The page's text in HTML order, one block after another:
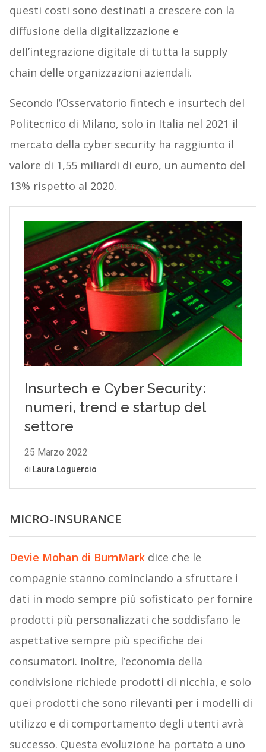
questi costi sono destinati a crescere con la
diffusione della digitalizzazione e
dell’integrazione digitale di tutta la supply
chain delle organizzazioni aziendali.
Secondo l’Osservatorio fintech e insurtech del
Politecnico di Milano, solo in Italia nel 2021 il
mercato della cyber security ha raggiunto il
valore di 1,55 miliardi di euro, un aumento del
13% rispetto al 2020.
MICRO-INSURANCE
Devie Mohan di BurnMarkdice che le
compagnie stanno cominciando a sfruttare i
dati in modo sempre più sofisticato per fornire
prodotti più personalizzati che soddisfano le
aspettative sempre più specifiche dei
consumatori. Inoltre, l’economia della
condivisione richiede prodotti di nicchia, e solo
quei prodotti che sono rilevanti per i modelli di
utilizzo e di comportamento degli utenti avrà
successo. Questa evoluzione ha portato a uno